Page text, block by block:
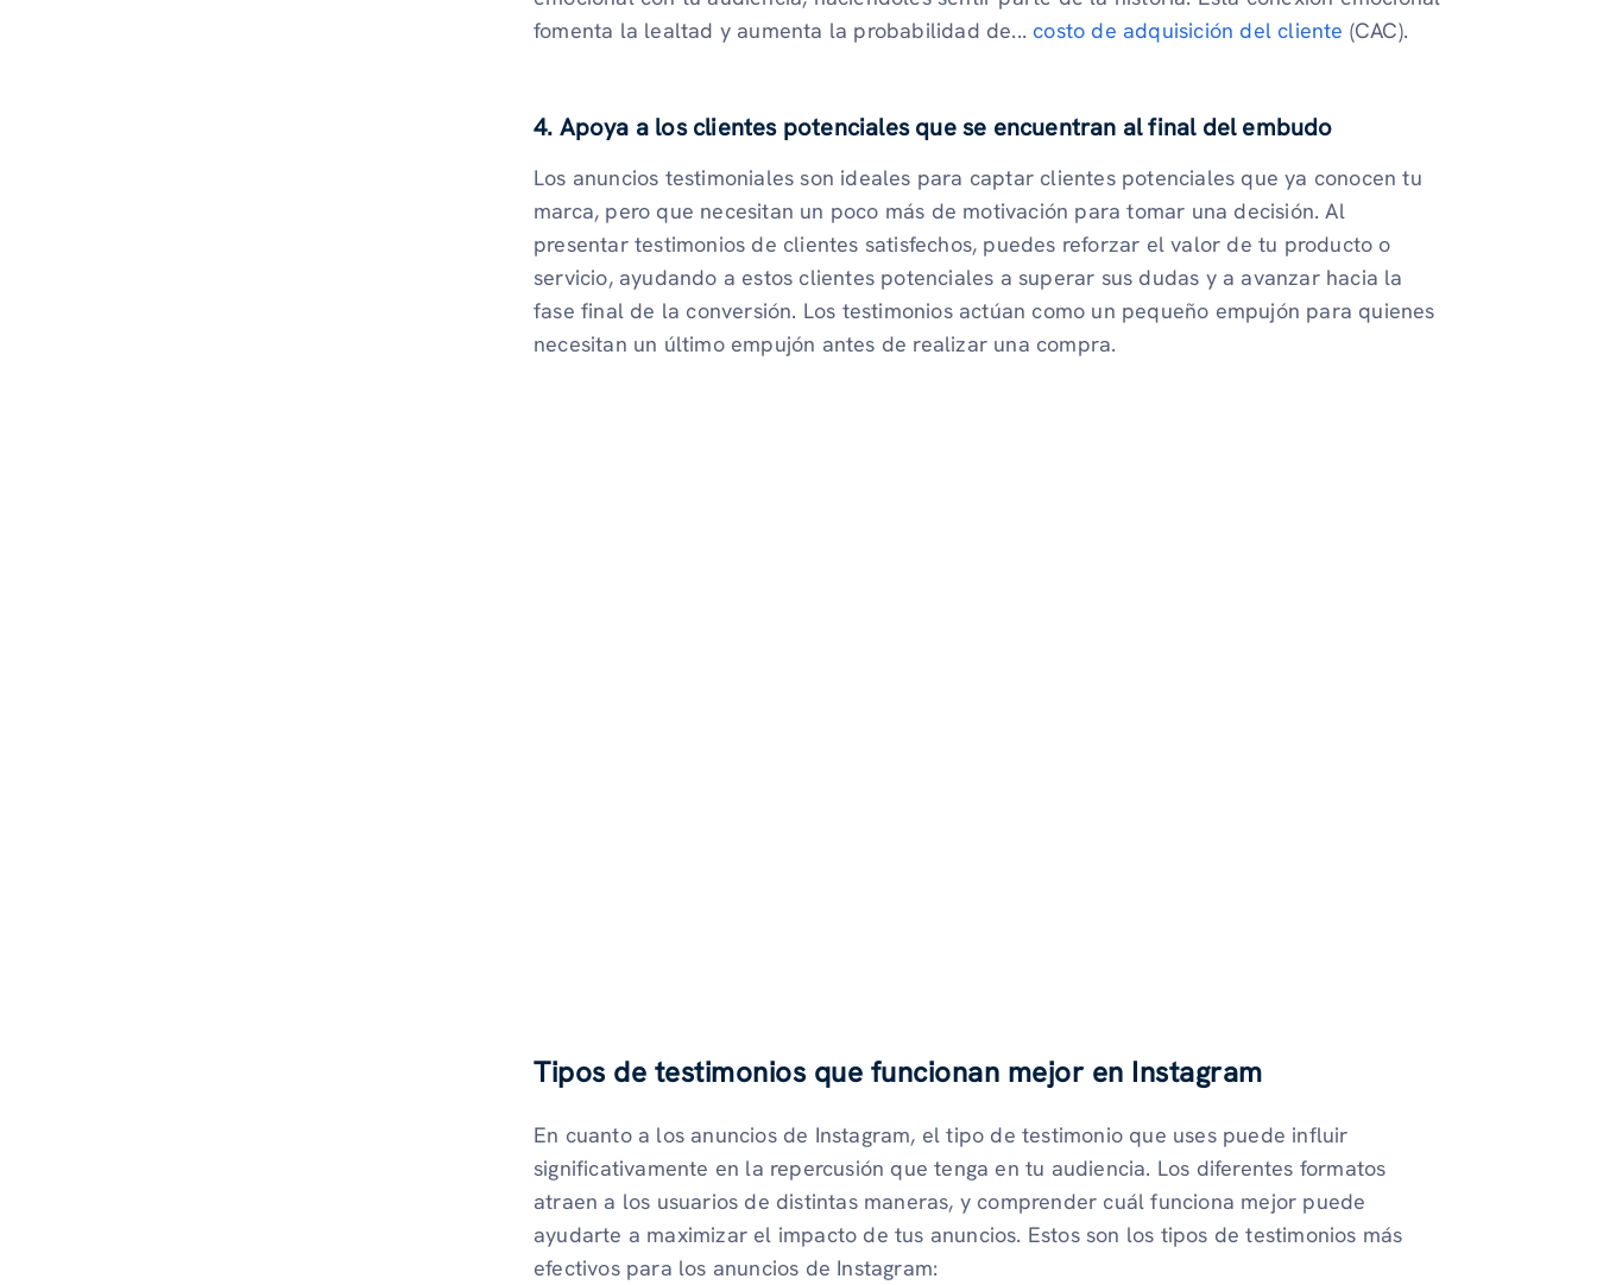
fomenta la lealtad y aumenta la probabilidad de... costo de adquisición del cliente (CAC).
4. Apoya a los clientes potenciales que se encuentran al final del embudo
Los anuncios testimoniales son ideales para captar clientes potenciales que ya conocen tu
marca, pero que necesitan un poco más de motivación para tomar una decisión. Al
presentar testimonios de clientes satisfechos, puedes reforzar el valor de tu producto o
servicio, ayudando a estos clientes potenciales a superar sus dudas y a avanzar hacia la
fase final de la conversión. Los testimonios actúan como un pequeño empujón para quienes
necesitan un último empujón antes de realizar una compra.
Tipos de testimonios que funcionan mejor en Instagram
En cuanto a los anuncios de Instagram, el tipo de testimonio que uses puede influir
significativamente en la repercusión que tenga en tu audiencia. Los diferentes formatos
atraen a los usuarios de distintas maneras, y comprender cuál funciona mejor puede
ayudarte a maximizar el impacto de tus anuncios. Estos son los tipos de testimonios más
efectivos para los anuncios de Instagram: